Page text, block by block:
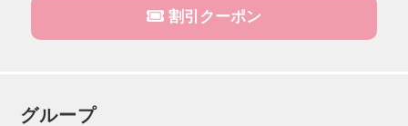
割引クーポン
グループ